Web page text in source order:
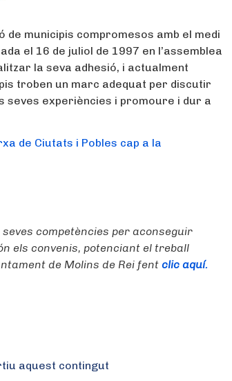
de municipis compromesos amb el medi
el 16 de juliol de 1997 en l’assemblea
la seva adhesió, i actualment
troben un marc adequat per discutir
seves experiències i promoure i dur a
de Ciutats i Pobles cap a la
competències per aconseguir
els convenis, potenciant el treball
de Molins de Rei fent clic aquí.
aquest contingut